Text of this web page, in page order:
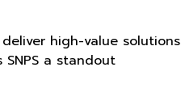
high-value solutions
a standout